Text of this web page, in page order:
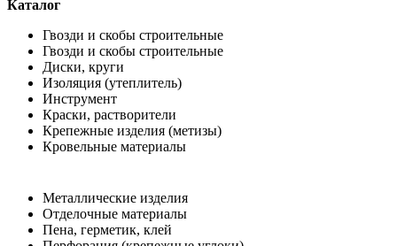
Каталог
Гвозди и скобы строительные
Гвозди и скобы строительные
Диски, круги
Изоляция (утеплитель)
Инструмент
Краски, растворители
Крепежные изделия (метизы)
Кровельные материалы
Металлические изделия
Отделочные материалы
Пена, герметик, клей